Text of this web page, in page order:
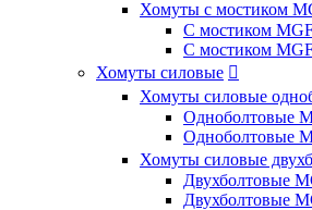
Хомуты с мостиком
С мостиком
С мостиком
Хомуты силовые 
Хомуты силовые
Одноболтовые
Одноболтовые
Хомуты силовые
Двухболтовые
Двухболтовые